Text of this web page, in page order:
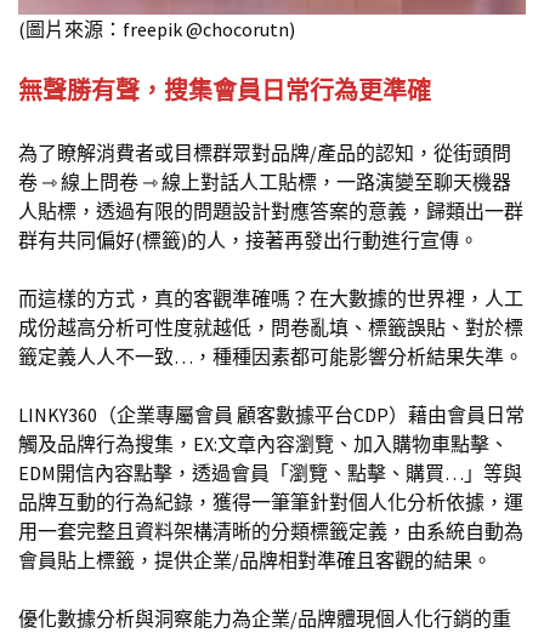
(圖片來源：freepik @chocorutn)
無聲勝有聲，搜集會員日常行為更準確
為了瞭解消費者或目標群眾對品牌/產品的認知，從街頭問
卷 ⇾ 線上問卷 ⇾ 線上對話人工貼標，一路演變至聊天機器
人貼標，透過有限的問題設計對應答案的意義，歸類出一群
群有共同偏好(標籤)的人，接著再發出行動進行宣傳。
而這樣的方式，真的客觀準確嗎？在大數據的世界裡，人工
成份越高分析可性度就越低，問卷亂填、標籤誤貼、對於標
籤定義人人不一致…，種種因素都可能影響分析結果失準。
LINKY360（企業專屬會員 顧客數據平台CDP）藉由會員日常
觸及品牌行為搜集，EX:文章內容瀏覽、加入購物車點擊、
EDM開信內容點擊，透過會員「瀏覽、點擊、購買…」等與
品牌互動的行為紀錄，獲得一筆筆針對個人化分析依據，運
用一套完整且資料架構清晰的分類標籤定義，由系統自動為
會員貼上標籤，提供企業/品牌相對準確且客觀的結果。
優化數據分析與洞察能力為企業/品牌體現個人化行銷的重